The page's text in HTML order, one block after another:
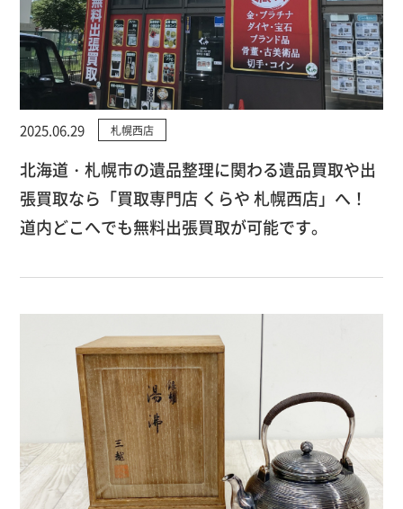
2025.06.29 札幌西店
北海道・札幌市の遺品整理に関わる遺品買取や出
張買取なら「買取専門店 くらや 札幌西店」へ！
道内どこへでも無料出張買取が可能です。